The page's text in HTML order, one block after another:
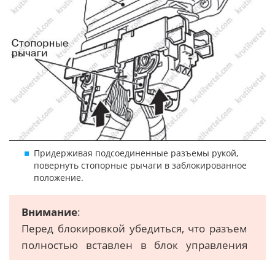
Придерживая подсоединенные разъемы рукой,
повернуть стопорные рычаги в заблокированное
положение.
Внимание:
Перед блокировкой убедиться, что разъем
полностью вставлен в блок управления